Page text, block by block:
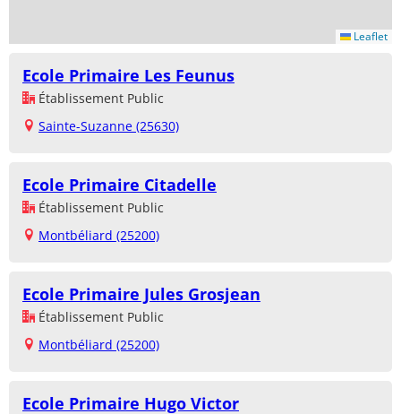
Leaflet
Ecole Primaire Les Feunus
Établissement Public
Sainte-Suzanne (25630)
Ecole Primaire Citadelle
Établissement Public
Montbéliard (25200)
Ecole Primaire Jules Grosjean
Établissement Public
Montbéliard (25200)
Ecole Primaire Hugo Victor